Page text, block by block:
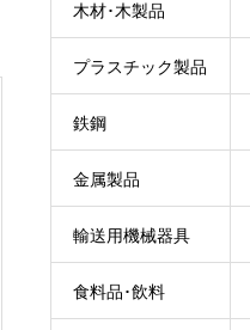
木材･木製品
プラスチック製品
鉄鋼
金属製品
輸送用機械器具
食料品･飲料